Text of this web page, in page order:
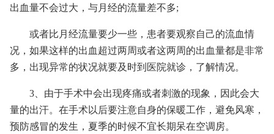
出血量不会过大，与月经的流量差不多;
或者比月经流量要少一些，患者要观察自己的流血情
况，如果这样的出血超过两周或者这两周的出血量都是非常
多，出现异常的状况就要及时到医院就诊，了解情况。
3、由于手术中会出现疼痛或者刺激的现象，因此会大
量的出汗。在手术以后要注意自身的保暖工作，避免风寒，
预防感冒的发生，夏季的时候不宜长期呆在空调房。